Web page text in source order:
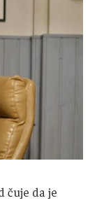
čuje da je